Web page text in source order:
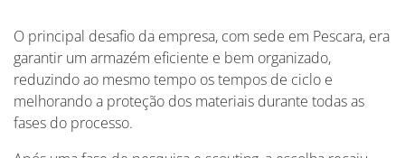
O principal desafio da empresa, com sede em Pescara, era
garantir um armazém eficiente e bem organizado,
reduzindo ao mesmo tempo os tempos de ciclo e
melhorando a proteção dos materiais durante todas as
fases do processo.